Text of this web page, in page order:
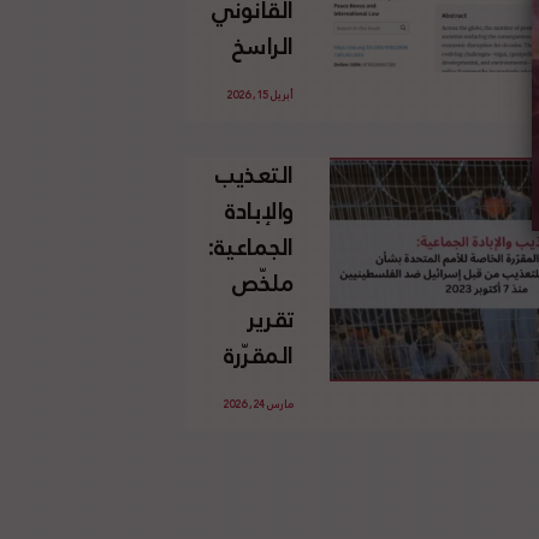
الإسرائيلي
غير
القانوني
الفلسطينية
القانوني
الراسخ
للاجئين
وحقهم
في العودة
بموجب
القانون
الدولي
أبريل 15, 2026
التعذيب
والإبادة
الجماعية:
ملخّص
تقرير
المقرّرة
الخاصة
مارس 24, 2026